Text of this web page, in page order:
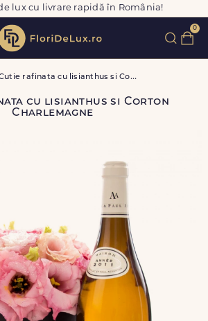
lux cu livrare rapidă în România!
0
C
utie rafinata cu lisianthus si Corton Charlemagne
cu lisianthus si Corton
Charlemagne